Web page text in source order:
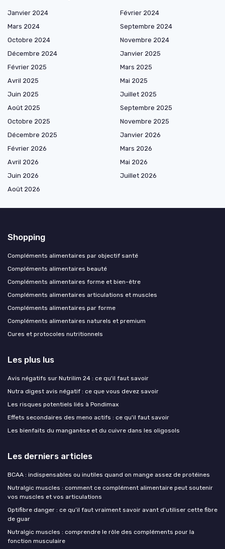
Janvier 2024
Février 2024
Mars 2024
Septembre 2024
Octobre 2024
Novembre 2024
Décembre 2024
Janvier 2025
Février 2025
Mars 2025
Avril 2025
Mai 2025
Juin 2025
Juillet 2025
Août 2025
Septembre 2025
Octobre 2025
Novembre 2025
Décembre 2025
Janvier 2026
Février 2026
Mars 2026
Avril 2026
Mai 2026
Juin 2026
Juillet 2026
Août 2026
Shopping
Compléments alimentaires par objectif santé
Compléments alimentaires beauté
Compléments alimentaires forme et bien-être
Compléments alimentaires articulations et muscles
Compléments alimentaires par forme
Compléments alimentaires naturels et premium
Cures et protocoles nutritionnels
Les plus lus
Avis négatifs sur Nutrilim 24 : ce qu'il faut savoir
Nutra digest avis négatif : ce que vous devez savoir
Les risques potentiels liés à Pondimax
Effets secondaires des meno actifs : ce qu'il faut savoir
Les bienfaits du manganèse et du cuivre dans les oligosols
Les derniers articles
BCAA : indispensables ou inutiles quand on mange assez de protéines
Nutralgic muscles : comment ce complément alimentaire peut soutenir
vos muscles et vos articulations
Optifibre danger : ce qu’il faut vraiment savoir avant d’utiliser cette fibre
de guar
Nutralgic muscles : comprendre le rôle des compléments pour la
fonction musculaire